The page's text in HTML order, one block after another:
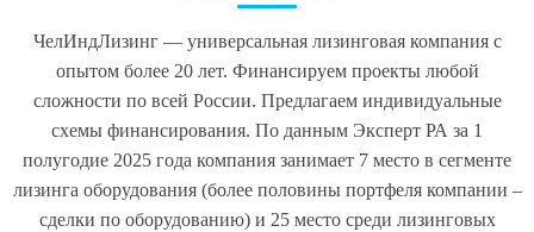
ЧелИндЛизинг — универсальная лизинговая компания с
опытом более 20 лет. Финансируем проекты любой
сложности по всей России. Предлагаем индивидуальные
схемы финансирования. По данным Эксперт РА за 1
полугодие 2025 года компания занимает 7 место в сегменте
лизинга оборудования (более половины портфеля компании –
сделки по оборудованию) и 25 место среди лизинговых